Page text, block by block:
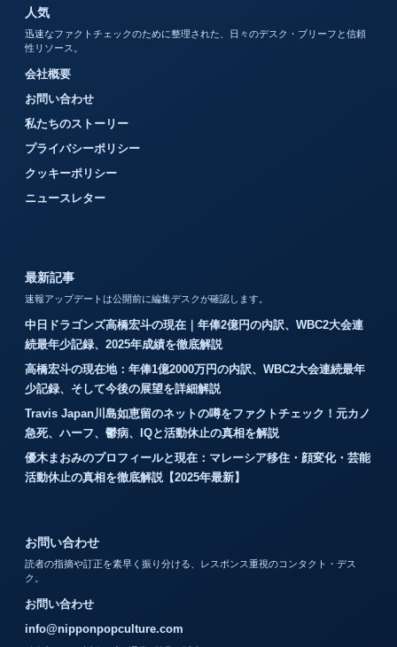
人気
迅速なファクトチェックのために整理された、日々のデスク・ブリーフと信頼
性リソース。
会社概要
お問い合わせ
私たちのストーリー
プライバシーポリシー
クッキーポリシー
ニュースレター
最新記事
速報アップデートは公開前に編集デスクが確認します。
中日ドラゴンズ高橋宏斗の現在｜年俸2億円の内訳、WBC2大会連
続最年少記録、2025年成績を徹底解説
高橋宏斗の現在地：年俸1億2000万円の内訳、WBC2大会連続最年
少記録、そして今後の展望を詳細解説
Travis Japan川島如恵留のネットの噂をファクトチェック！元カノ
急死、ハーフ、鬱病、IQと活動休止の真相を解説
優木まおみのプロフィールと現在：マレーシア移住・顔変化・芸能
活動休止の真相を徹底解説【2025年最新】
お問い合わせ
読者の指摘や訂正を素早く振り分ける、レスポンス重視のコンタクト・デス
ク。
お問い合わせ
info@nipponpopculture.com